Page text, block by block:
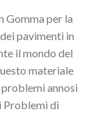
Gomma per la
pavimenti in
il mondo del
materiale
annosi
Problemi di